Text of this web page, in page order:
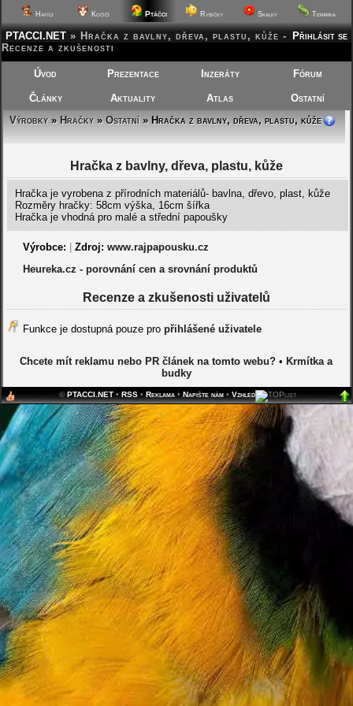
Hafíci Kočičí Ptáčci Rybičky Skalky Terárka
Přihlásit se
PTACCI.NET » Hračka z bavlny, dřeva, plastu, kůže -
Recenze a zkušenosti
Úvod Prezentace Inzeráty Fórum
Články Aktuality Atlas
Ostatní
Výrobky» Hračky» Ostatní» Hračka z bavlny, dřeva, plastu, kůže
Hračka z bavlny, dřeva, plastu, kůže
Hračka je vyrobena z přírodních materiálů- bavlna, dřevo, plast, kůže
Rozměry hračky: 58cm výška, 16cm šířka
Hračka je vhodná pro malé a střední papoušky
Výrobce: Zdroj: www.rajpapousku.cz
Heureka.cz - porovnání cen a srovnání produktů
Recenze a zkušenosti uživatelů
Funkce je dostupná pouze pro přihlášené uživatele
Chcete mít reklamu nebo PR článek na tomto webu? • Krmítka a
budky
©PTACCI.NET• RSS• Reklama• Napište nám• Vzhled